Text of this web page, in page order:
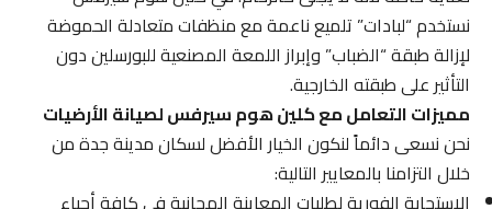
نستخدم “لبادات” تلميع ناعمة مع منظفات متعادلة الحموضة
لإزالة طبقة “الضباب” وإبراز اللمعة المصنعية للبورسلين دون
التأثير على طبقته الخارجية.
مميزات التعامل مع كلين هوم سيرفس لصيانة الأرضيات
نحن نسعى دائماً لنكون الخيار الأفضل لسكان مدينة جدة من
خلال التزامنا بالمعايير التالية:
الاستجابة الفورية لطلبات المعاينة المجانية في كافة أحياء